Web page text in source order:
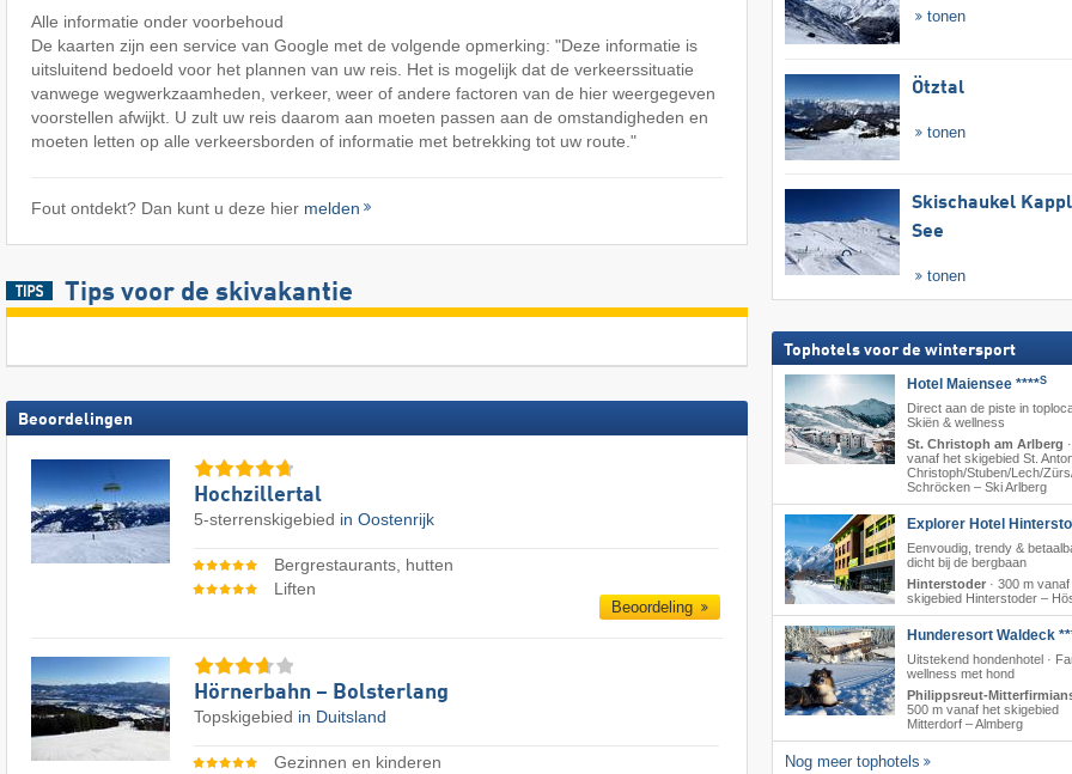
Alle informatie onder voorbehoud
De kaarten zijn een service van Google met de volgende opmerking: "Deze informatie is
uitsluitend bedoeld voor het plannen van uw reis. Het is mogelijk dat de verkeerssituatie
vanwege wegwerkzaamheden, verkeer, weer of andere factoren van de hier weergegeven
voorstellen afwijkt. U zult uw reis daarom aan moeten passen aan de omstandigheden en
moeten letten op alle verkeersborden of informatie met betrekking tot uw route."
Fout ontdekt? Dan kunt u deze hier melden
Tips voor de skivakantie
Beoordelingen
Hochzillertal
5-sterrenskigebied in Oostenrijk
Bergrestaurants, hutten
Liften
Beoordeling
Hörnerbahn – Bolsterlang
Topskigebied in Duitsland
Gezinnen en kinderen
tonen
Ötztal
tonen
Skischaukel
See
tonen
Tophotels voor de wintersport
Hotel Maiensee ****S
Direct aan de piste in
Skiën & wellness
St. Christoph am Arlberg
vanaf het skigebied St.
Christoph/​Stuben/​Lech/​
Schröcken – Ski Arlberg
Explorer Hotel
Eenvoudig, trendy &
dicht bij de bergbaan
Hinterstoder· 300 m vanaf
skigebied Hinterstoder –
Hunderesort Waldeck
Uitstekend hondenhotel ·
wellness met hond
Philippsreut-
500 m vanaf het skigebied
Mitterdorf – Almberg
Nog meer tophotels